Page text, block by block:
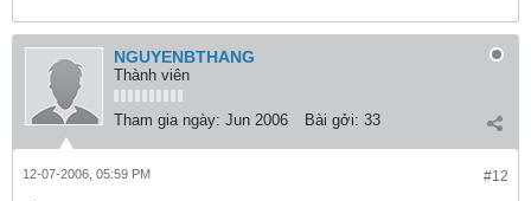
NGUYENBTHANG
Thành viên
Tham gia ngày: Jun 2006 Bài gởi: 33
#12
12-07-2006, 05:59 PM